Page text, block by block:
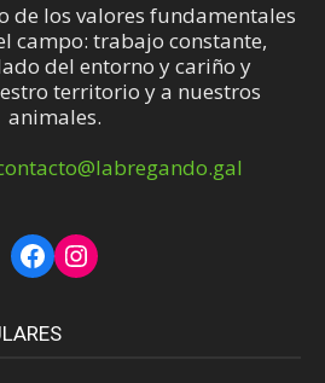
de los valores fundamentales
campo: trabajo constante,
del entorno y cariño y
territorio y a nuestros
animales.
Facebook
Instagram